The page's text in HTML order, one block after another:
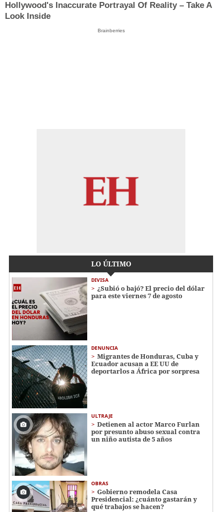
Hollywood's Inaccurate Portrayal Of Reality – Take A
Look Inside
Brainberries
LO ÚLTIMO
DIVISA
¿Subió o bajó? El precio del dólar
para este viernes 7 de agosto
DENUNCIA
Migrantes de Honduras, Cuba y
Ecuador acusan a EE UU de
deportarlos a África por sorpresa
ULTRAJE
Detienen al actor Marco Furlan
por presunto abuso sexual contra
un niño autista de 5 años
OBRAS
Gobierno remodela Casa
Presidencial: ¿cuánto gastarán y
qué trabajos se hacen?